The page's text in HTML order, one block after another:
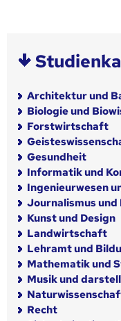
Architektur und
Biologie und
Forstwirtschaft
Gesundheit
Informatik und
Ingenieurwesen
Journalismus
Kunst und Design
Landwirtschaft
Lehramt und
Mathematik und
Musik und
Recht